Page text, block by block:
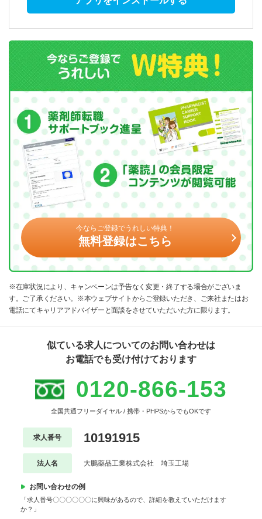
今ならご登録でうれしい特典！
無料登録はこちら
※在庫状況により、キャンペーンは予告なく変更・終了する場合がございま
す。ご了承ください。※本ウェブサイトからご登録いただき、ご来社またはお
電話にてキャリアアドバイザーと面談をさせていただいた方に限ります。
似ている求人についてのお問い合わせは
お電話でも受け付けております
0120-866-153
全国共通フリーダイヤル / 携帯・PHPSからでもOKです
求人番号 10191915
法人名 大鵬薬品工業株式会社 埼玉工場
お問い合わせの例
「求人番号〇〇〇〇〇〇に興味があるので、詳細を教えていただけます
か？」